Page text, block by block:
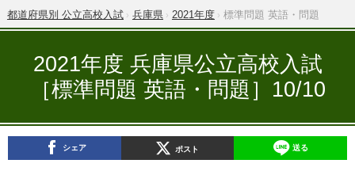
共通テスト 夏休み 8月開催学校説明会・相談会
自由研究教材（小学生向け） 自由研究教材（中学生向け）
ランキング
都道府県別 公立高校入試 兵庫県 2021年度 標準問題 英語・問題
2021年度 兵庫県公立高校入試
［標準問題 英語・問題］10/10
シェア ポスト 送る